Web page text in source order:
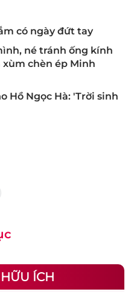
có ngày đứt tay
né tránh ống kính
chèn ép Minh
Hồ Ngọc Hà: 'Trời sinh
ÍCH